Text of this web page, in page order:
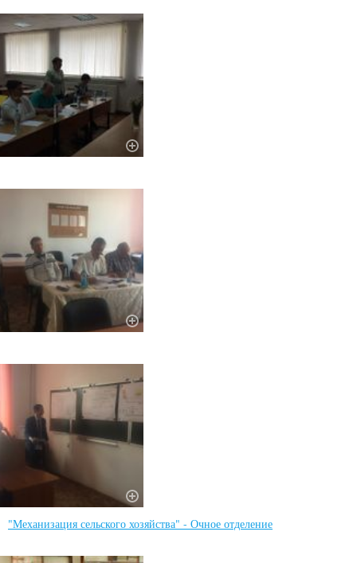
"Механизация сельского хозяйства" - Очное отделение